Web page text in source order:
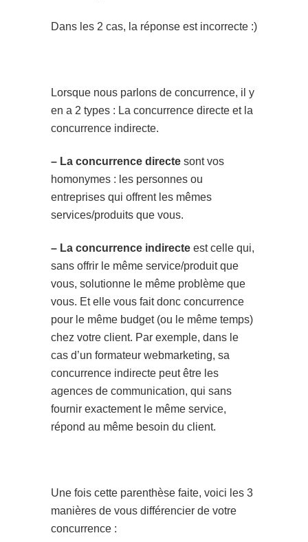
Dans les 2 cas, la réponse est incorrecte :)
Lorsque nous parlons de concurrence, il y
en a 2 types : La concurrence directe et la
concurrence indirecte.
– La concurrence directe sont vos
homonymes : les personnes ou
entreprises qui offrent les mêmes
services/produits que vous.
– La concurrence indirecte est celle qui,
sans offrir le même service/produit que
vous, solutionne le même problème que
vous. Et elle vous fait donc concurrence
pour le même budget (ou le même temps)
chez votre client. Par exemple, dans le
cas d’un formateur webmarketing, sa
concurrence indirecte peut être les
agences de communication, qui sans
fournir exactement le même service,
répond au même besoin du client.
Une fois cette parenthèse faite, voici les 3
manières de vous différencier de votre
concurrence :